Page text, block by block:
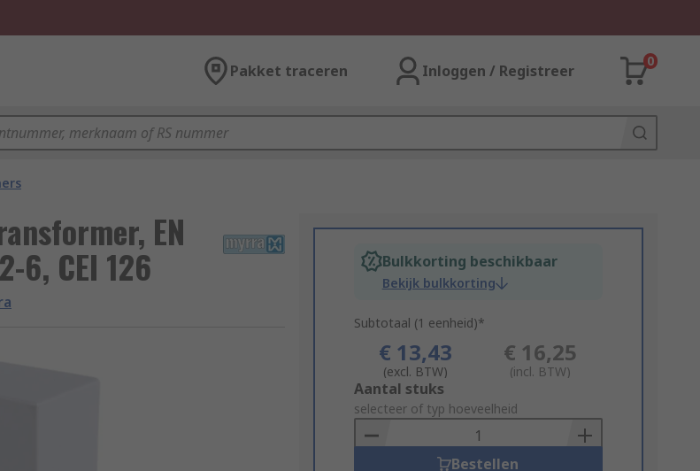
Pakket traceren Inloggen / Registreer
0
EN
6, CEI 126 Bulkkorting beschikbaar
Bekijk bulkkorting
Subtotaal (1 eenheid)*
€ 13,43
(excl. BTW)
€ 16,25
(incl. BTW)
Add
to
Basket
Aantal stuks
selecteer of typ hoeveelheid
Bestellen